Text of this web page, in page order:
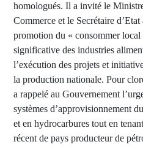
homologués. Il a invité le
Commerce et le Secrétaire
promotion du « consommer
significative des industries
l’exécution des projets et
la production nationale. Pour
a rappelé au Gouvernement
systèmes d’approvisionnement
et en hydrocarbures tout en
récent de pays producteur de